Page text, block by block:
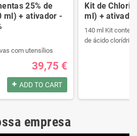
25% de
ml) + ativador -
com utensílios
a passo.
com utensílios
39,75 €
ADD TO CART
Kit de
ml) +
140 ml Kit
de ácido clorídrico
empresa